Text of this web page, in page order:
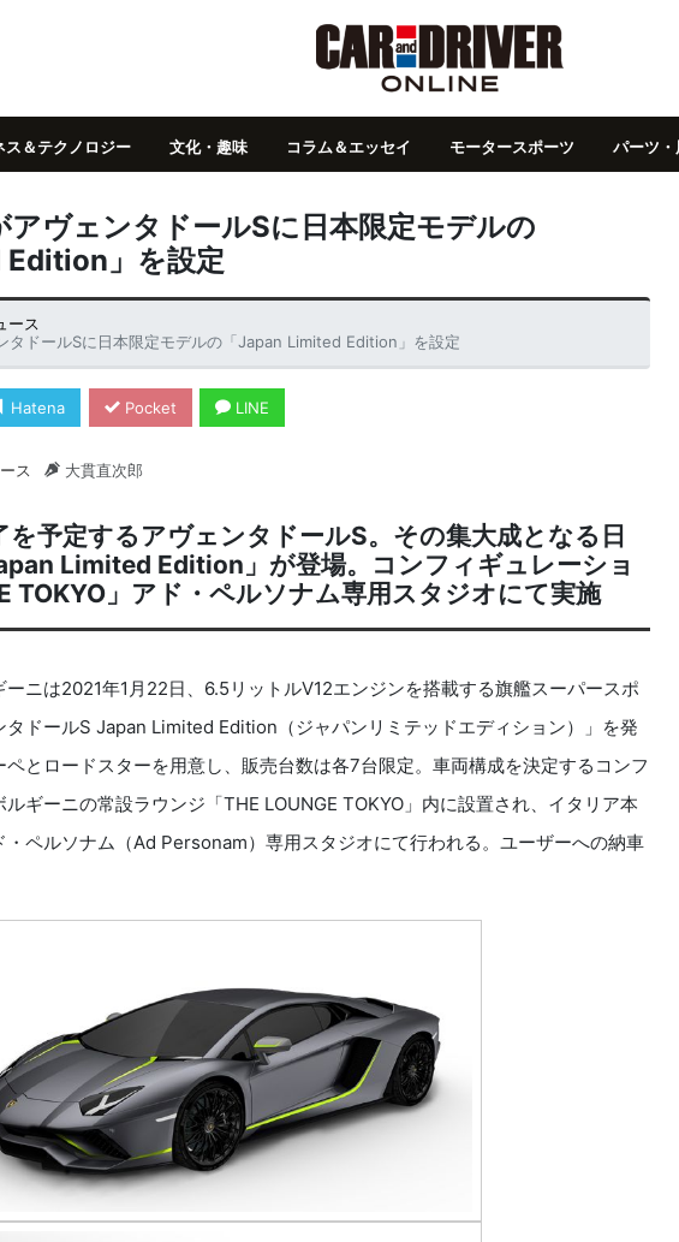
ス＆テクノロジー 文化・趣味 コラム＆エッセイ モータースポーツ パーツ・
アヴェンタドールSに日本限定モデルの
Edition」を設定
ース
タドールSに日本限定モデルの「Japan Limited Edition」を設定
Hatena Pocket LINE
ス 大貫直次郎
を予定するアヴェンタドールS。その集大成となる日
Limited Edition」が登場。コンフィギュレーショ
TOKYO」アド・ペルソナム専用スタジオにて実施
ニは2021年1月22日、6.5リットルV12エンジンを搭載する旗艦スーパースポ
タドールS Japan Limited Edition（ジャパンリミテッドエディション）」を発
とロードスターを用意し、販売台数は各7台限定。車両構成を決定するコンフ
ギーニの常設ラウンジ「THE LOUNGE TOKYO」内に設置され、イタリア本
ペルソナム（Ad Personam）専用スタジオにて行われる。ユーザーへの納車